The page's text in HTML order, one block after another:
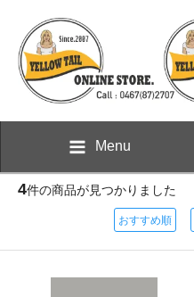
Menu
4件の商品が見つかりました
おすすめ順